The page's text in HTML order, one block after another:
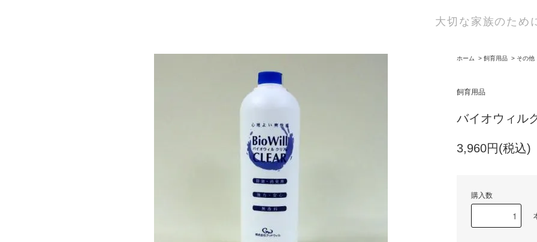
大切な家族のため
ホーム > 飼育用品 > その他
飼育用品
バイオウィル
3,960円(税込)
購入数